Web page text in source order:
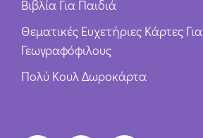
Βιβλία Για Παιδιά
Θεματικές Ευχετήριες Κάρτες Για
Γεωγραφόφιλους
Πολύ Κουλ Δωροκάρτα